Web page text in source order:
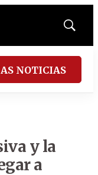
Mostrar
NOTICIAS
y la
a